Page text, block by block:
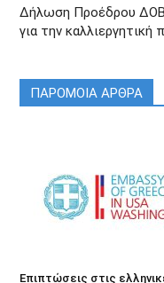
Δήλωση Προέδρου
για την καλλιεργητική
ΠΑΡΟΜΟΙΑ ΑΡΘΡΑ
Επιπτώσεις στις